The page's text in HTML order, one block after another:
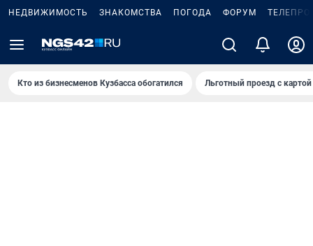
НЕДВИЖИМОСТЬ ЗНАКОМСТВА ПОГОДА ФОРУМ
Кто из бизнесменов Кузбасса обогатился Льготный проезд с